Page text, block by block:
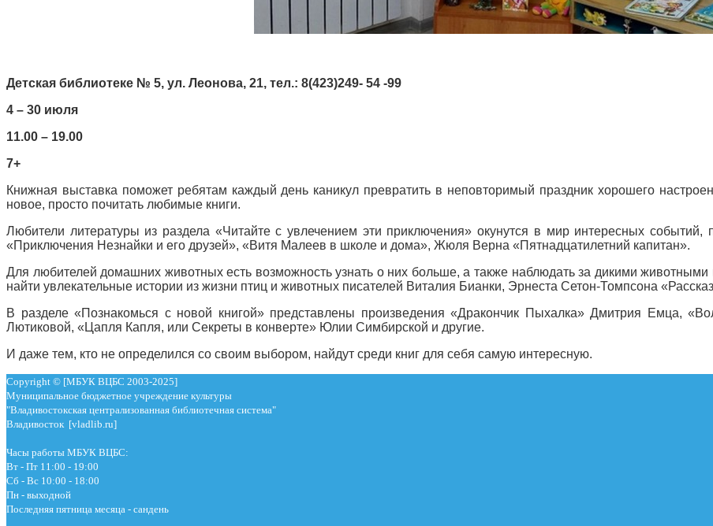
Детская библиотеке № 5, ул. Леонова, 21, тел.: 8(423)249- 54 -99
4 – 30 июля
11.00 – 19.00
7+
Книжная выставка поможет ребятам каждый день каникул превратить в неповторимый праздник хорошего
новое, просто почитать любимые книги.
Любители литературы из раздела «Читайте с увлечением эти приключения» окунутся в мир интересных
«Приключения Незнайки и его друзей», «Витя Малеев в школе и дома», Жюля Верна «Пятнадцатилетний капитан».
Для любителей домашних животных есть возможность узнать о них больше, а также наблюдать за дикими
найти увлекательные истории из жизни птиц и животных писателей Виталия Бианки, Эрнеста Сетон-Томпсона
В разделе «Познакомься с новой книгой» представлены произведения «Дракончик Пыхалка» Дмитрия Емца,
Лютиковой, «Цапля Капля, или Секреты в конверте» Юлии Симбирской и другие.
И даже тем, кто не определился со своим выбором, найдут среди книг для себя самую интересную.
Copyright © [МБУК ВЦБС 2003-2025]
Муниципальное бюджетное учреждение культуры
"Владивостокская централизованная библиотечная система"
Владивосток [vladlib.ru]
Часы работы МБУК ВЦБС:
Вт - Пт 11:00 - 19:00
Сб - Вс 10:00 - 18:00
Пн - выходной
Последняя пятница месяца - сандень